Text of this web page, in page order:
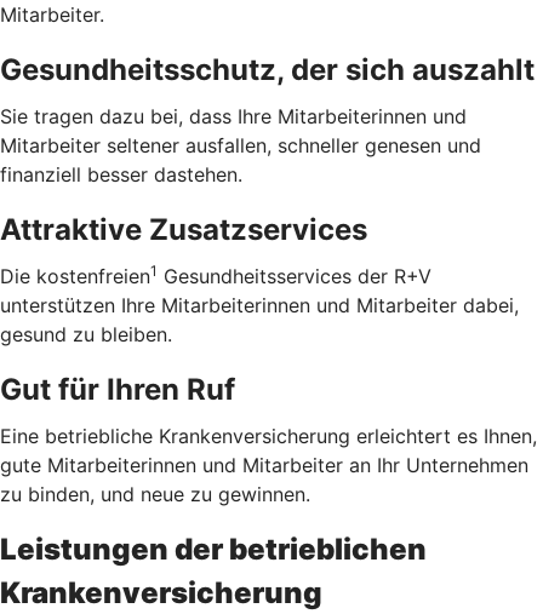
Mitarbeiter.
Gesundheitsschutz, der sich auszahlt
Sie tragen dazu bei, dass Ihre Mitarbeiterinnen und
Mitarbeiter seltener ausfallen, schneller genesen und
finanziell besser dastehen.
Attraktive Zusatzservices
Die kostenfreien1 Gesundheitsservices der R+V
unterstützen Ihre Mitarbeiterinnen und Mitarbeiter dabei,
gesund zu bleiben.
Gut für Ihren Ruf
Eine betriebliche Krankenversicherung erleichtert es Ihnen,
gute Mitarbeiterinnen und Mitarbeiter an Ihr Unternehmen
zu binden, und neue zu gewinnen.
Leistungen der betrieblichen
Krankenversicherung